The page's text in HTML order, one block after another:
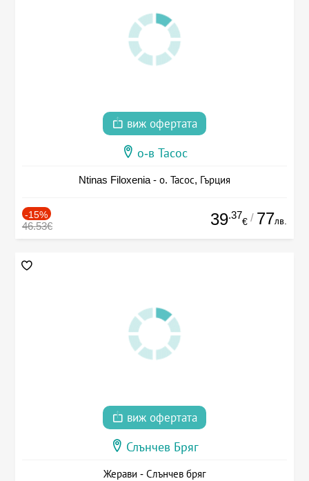
виж офертата
о-в Тасос
Ntinas Filoxenia - о. Тасос, Гърция
-15%
46.53€ 39.37
€ / 77лв.
виж офертата
Слънчев Бряг
Жерави - Слънчев бряг